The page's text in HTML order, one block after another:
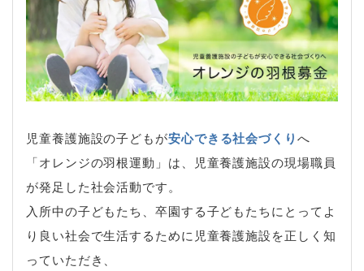
児童養護施設の子どもが安心できる社会づくりへ
「オレンジの羽根運動」は、児童養護施設の現場職員
が発足した社会活動です。
入所中の子どもたち、卒園する子どもたちにとってよ
り良い社会で生活するために児童養護施設を正しく知
っていただき、